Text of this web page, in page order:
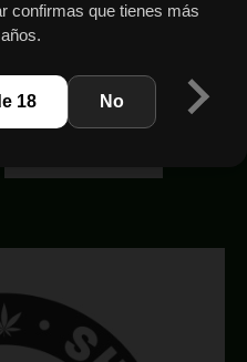
confirmas que tienes más
18 No